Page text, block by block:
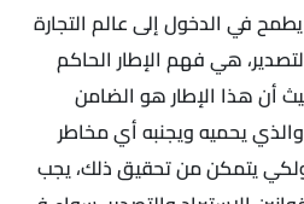
في الدخول إلى عالم التجارة
هي فهم الإطار الحاكم
أن هذا الإطار هو الضامن
يحميه ويجنبه أي مخاطر
يتمكن من تحقيق ذلك، يجب